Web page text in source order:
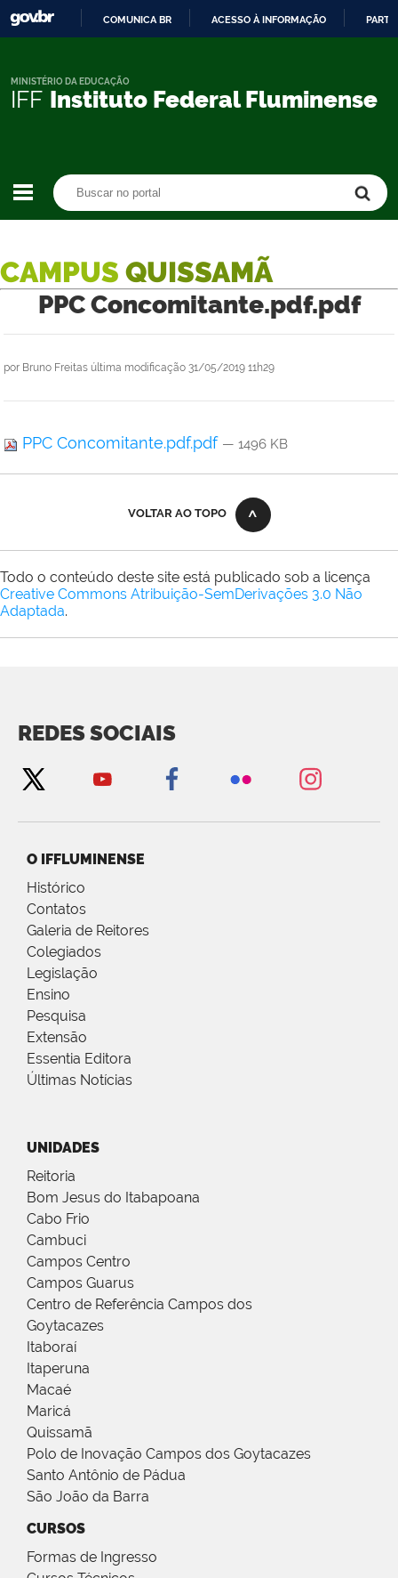
CONTEÚDO
COMUNICA BR ACESSO À INFORMAÇÃO
IFF Instituto Federal Fluminense
MINISTÉRIO DA EDUCAÇÃO
CAMPUS QUISSAMÃ
PPC Concomitante.pdf.pdf
por Bruno Freitas última modificação 31/05/2019 11h29
PPC Concomitante.pdf.pdf — 1496 KB
VOLTAR AO TOPO
Todo o conteúdo deste site está publicado sob a licença
Creative Commons Atribuição-SemDerivações 3.0 Não
Adaptada.
REDES SOCIAIS
O IFFLUMINENSE
Histórico
Contatos
Galeria de Reitores
Colegiados
Legislação
Ensino
Pesquisa
Extensão
Essentia Editora
Últimas Notícias
UNIDADES
Reitoria
Bom Jesus do Itabapoana
Cabo Frio
Cambuci
Campos Centro
Campos Guarus
Centro de Referência Campos dos
Goytacazes
Itaboraí
Itaperuna
Macaé
Maricá
Quissamã
Polo de Inovação Campos dos Goytacazes
Santo Antônio de Pádua
São João da Barra
CURSOS
Formas de Ingresso